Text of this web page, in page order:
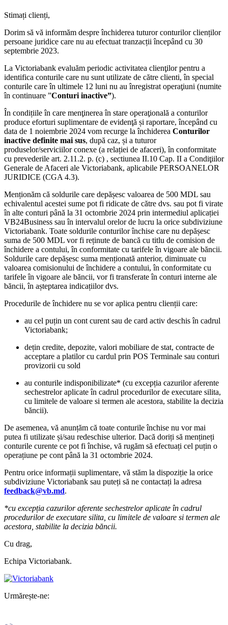
Stimați clienți,
Dorim să vă informăm despre închiderea tuturor conturilor clienților
persoane juridice care nu au efectuat tranzacții începând cu 30
septembrie 2023.
La Victoriabank evaluăm periodic activitatea clienţilor pentru a
identifica conturile care nu sunt utilizate de către clienti, în special
conturile care în ultimele 12 luni nu au înregistrat operaţiuni (numite
în continuare ”Conturi inactive”).
În condițiile în care menţinerea în stare operaţională a conturilor
produce eforturi suplimentare de evidenţă și raportare, începând cu
data de 1 noiembrie 2024 vom recurge la închiderea Conturilor
inactive definite mai sus, după caz, și a tuturor
produselor/serviciilor conexe (a relației de afaceri), în conformitate
cu prevederile art. 2.11.2. p. (c) , sectiunea II.10 Cap. II a Condiţiilor
Generale de Afaceri ale Victoriabank, aplicabile PERSOANELOR
JURIDICE (CGA 4.3).
Menționăm că soldurile care depășesc valoarea de 500 MDL sau
echivalentul acestei sume pot fi ridicate de către dvs. sau pot fi virate
în alte conturi până la 31 octombrie 2024 prin intermediul aplicației
VB24Business sau în intervalul orelor de lucru la orice subdiviziune
Victoriabank. Toate soldurile conturilor închise care nu depășesc
suma de 500 MDL vor fi reținute de bancă cu titlu de comision de
închidere a contului, în conformitate cu tarifele în vigoare ale băncii.
Soldurile care depășesc suma menționată anterior, diminuate cu
valoarea comisionului de închidere a contului, în conformitate cu
tarifele în vigoare ale băncii, vor fi transferate în conturi interne ale
băncii, în așteptarea indicațiilor dvs.
Procedurile de închidere nu se vor aplica pentru clienții care:
au cel puțin un cont curent sau de card activ deschis în cadrul
Victoriabank;
dețin credite, depozite, valori mobiliare de stat, contracte de
acceptare a platilor cu cardul prin POS Terminale sau conturi
provizorii cu sold
au conturile indisponibilizate* (cu excepția cazurilor aferente
sechestrelor aplicate în cadrul procedurilor de executare silita,
cu limitele de valoare si termen ale acestora, stabilite la decizia
băncii).
De asemenea, vă anunțăm că toate conturile închise nu vor mai
putea fi utilizate și/sau redeschise ulterior. Dacă doriți să mențineți
conturile curente ce pot fi închise, vă rugăm să efectuați cel puțin o
operațiune pe cont până la 31 octombrie 2024.
Pentru orice informații suplimentare, vă stăm la dispoziție la orice
subdiviziune Victoriabank sau puteți să ne contactați la adresa
feedback@vb.md.
*cu excepția cazurilor aferente sechestrelor aplicate în cadrul
procedurilor de executare silita, cu limitele de valoare si termen ale
acestora, stabilite la decizia băncii.
Cu drag,
Echipa Victoriabank.
Urmărește-ne: